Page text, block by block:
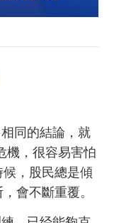
同的結論，就
機，很容易害怕
，股民總是傾
會不斷重覆。